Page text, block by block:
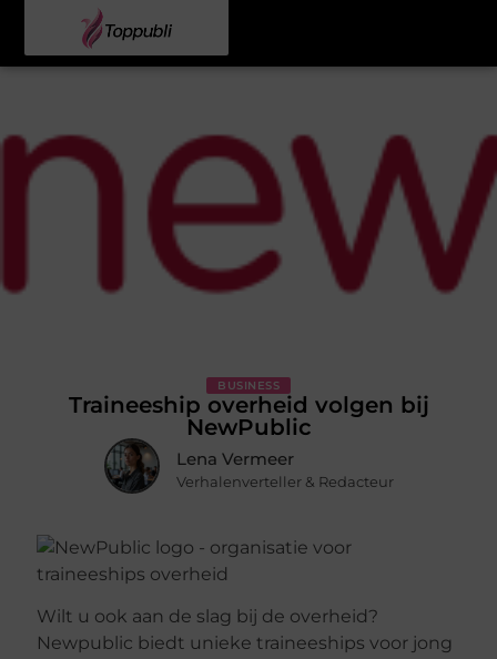
BUSINESS
Traineeship overheid volgen bij
NewPublic
Lena Vermeer
Verhalenverteller & Redacteur
Wilt u ook aan de slag bij de overheid?
Newpublic biedt unieke traineeships voor jong